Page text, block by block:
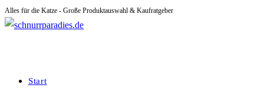
Zum
Inhalt
Alles für die Katze - Große Produktauswahl & Kaufratgeber
Start